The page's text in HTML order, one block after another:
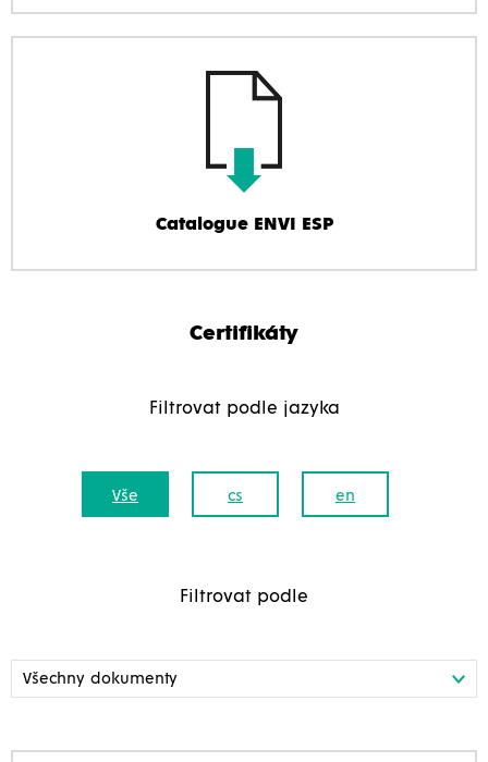
Catalogue ENVI ESP
Certifikáty
Filtrovat podle jazyka
Vše cs en
Filtrovat podle